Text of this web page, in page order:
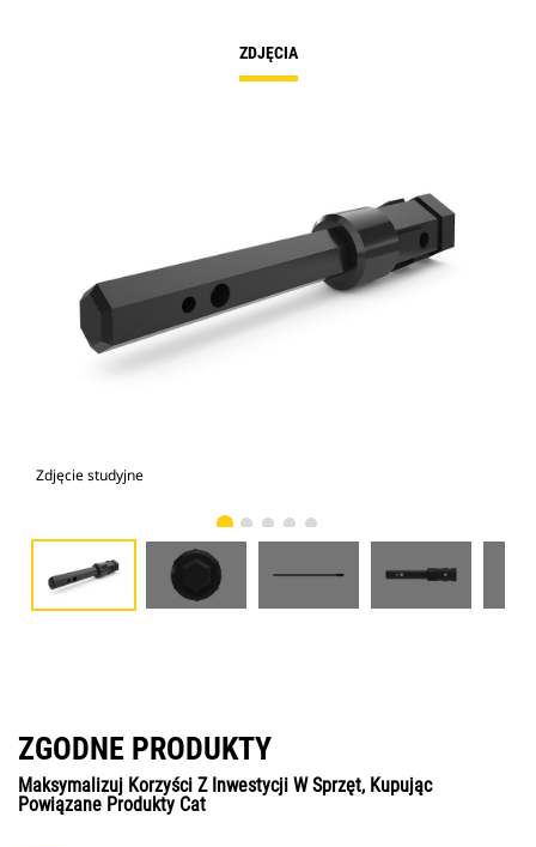
ZDJĘCIA
Zdjęcie studyjne
ZGODNE PRODUKTY
Maksymalizuj Korzyści Z Inwestycji W Sprzęt, Kupując
Powiązane Produkty Cat